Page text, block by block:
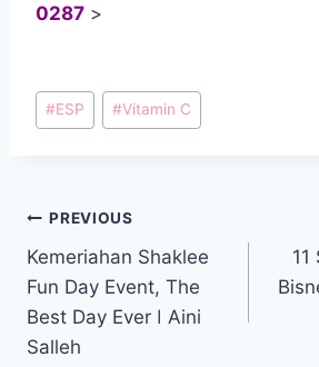
0287 >
#ESP #Vitamin C
PREVIOUS
Kemeriahan Shaklee
Fun Day Event, The
Best Day Ever ǀ Aini
Salleh
11